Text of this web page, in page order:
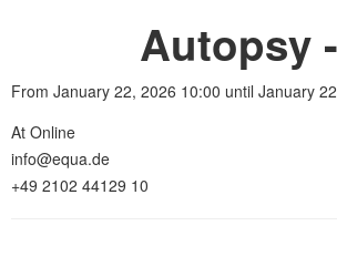
Autopsy
From January 22, 2026 10:00 until January
At Online
info@equa.de
+49 2102 44129 10